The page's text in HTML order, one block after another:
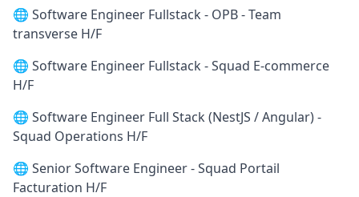
🌐 Software Engineer Fullstack - OPB - Team
transverse H/F
🌐 Software Engineer Fullstack - Squad E-commerce
H/F
🌐 Software Engineer Full Stack (NestJS / Angular) -
Squad Operations H/F
🌐 Senior Software Engineer - Squad Portail
Facturation H/F